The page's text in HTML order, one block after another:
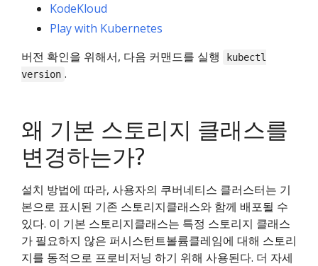
KodeKloud
Play with Kubernetes
버전 확인을 위해서, 다음 커맨드를 실행
kubectl
version .
왜 기본 스토리지 클래스를
변경하는가?
설치 방법에 따라, 사용자의 쿠버네티스 클러스터는 기
본으로 표시된 기존 스토리지클래스와 함께 배포될 수
있다. 이 기본 스토리지클래스는 특정 스토리지 클래스
가 필요하지 않은 퍼시스턴트볼륨클레임에 대해 스토리
지를 동적으로 프로비저닝 하기 위해 사용된다. 더 자세